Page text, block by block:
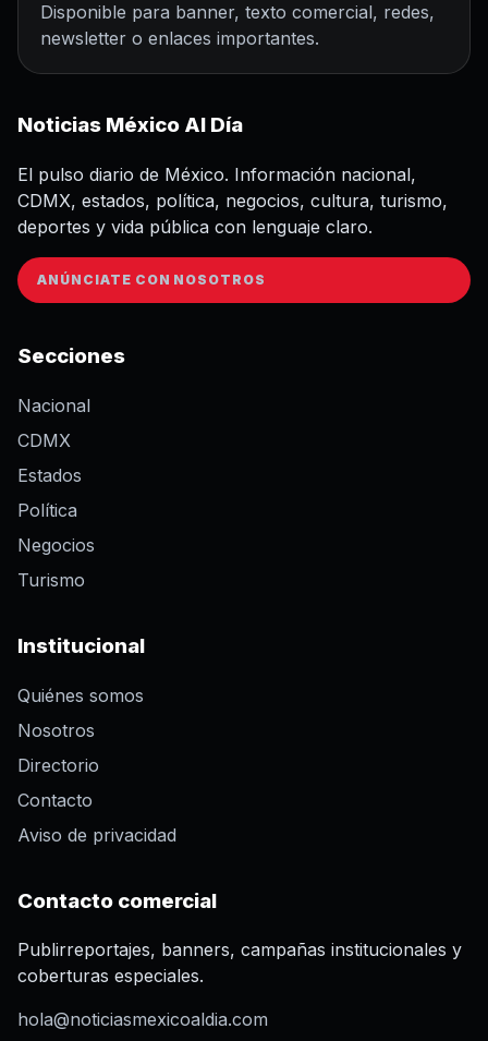
Disponible para banner, texto comercial, redes,
newsletter o enlaces importantes.
Noticias México Al Día
El pulso diario de México. Información nacional,
CDMX, estados, política, negocios, cultura, turismo,
deportes y vida pública con lenguaje claro.
ANÚNCIATE CON NOSOTROS
Secciones
Nacional
CDMX
Estados
Política
Negocios
Turismo
Institucional
Quiénes somos
Nosotros
Directorio
Contacto
Aviso de privacidad
Contacto comercial
Publirreportajes, banners, campañas institucionales y
coberturas especiales.
hola@noticiasmexicoaldia.com